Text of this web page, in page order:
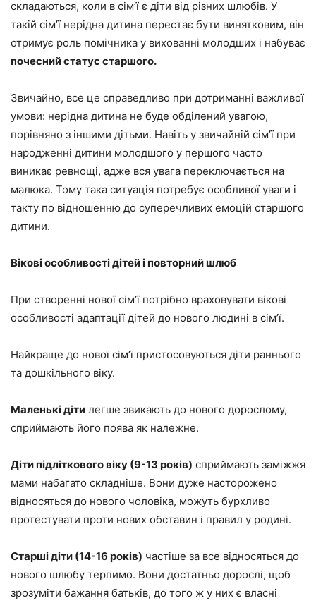
складаються, коли в сім’ї є діти від різних шлюбів. У
такій сім’ї нерідна дитина перестає бути винятковим, він
отримує роль помічника у вихованні молодших і набуває
почесний статус старшого.
Звичайно, все це справедливо при дотриманні важливої
умови: нерідна дитина не буде обділений увагою,
порівняно з іншими дітьми. Навіть у звичайній сім’ї при
народженні дитини молодшого у першого часто
виникає ревнощі, адже вся увага переключається на
малюка. Тому така ситуація потребує особливої уваги і
такту по відношенню до суперечливих емоцій старшого
дитини.
Вікові особливості дітей і повторний шлюб
При створенні нової сім’ї потрібно враховувати вікові
особливості адаптації дітей до нового людині в сім’ї.
Найкраще до нової сім’ї пристосовуються діти раннього
та дошкільного віку.
Маленькі діти легше звикають до нового дорослому,
сприймають його поява як належне.
Діти підліткового віку (9-13 років) сприймають заміжжя
мами набагато складніше. Вони дуже насторожено
відносяться до нового чоловіка, можуть бурхливо
протестувати проти нових обставин і правил у родині.
Старші діти (14-16 років) частіше за все відносяться до
нового шлюбу терпимо. Вони достатньо дорослі, щоб
зрозуміти бажання батьків, до того ж у них є власні